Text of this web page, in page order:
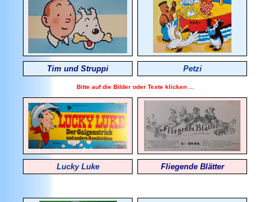
Tim und Struppi Petzi
Bitte auf die Bilder oder Texte klicken ...
Lucky Luke Fliegende Blätter